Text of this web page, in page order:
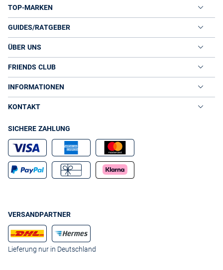
TOP-MARKEN
GUIDES/RATGEBER
ÜBER UNS
FRIENDS CLUB
INFORMATIONEN
KONTAKT
SICHERE ZAHLUNG
VERSANDPARTNER
Lieferung nur in Deutschland